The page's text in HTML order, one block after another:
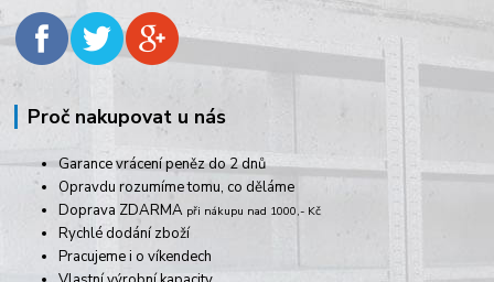
Proč nakupovat u nás
Garance vrácení peněz do 2 dnů
Opravdu rozumíme tomu, co děláme
Doprava ZDARMA při nákupu nad 1000,- Kč
Rychlé dodání zboží
Pracujeme i o víkendech